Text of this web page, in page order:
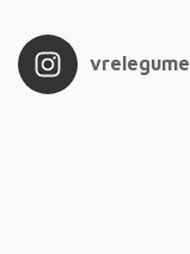
vrelegume